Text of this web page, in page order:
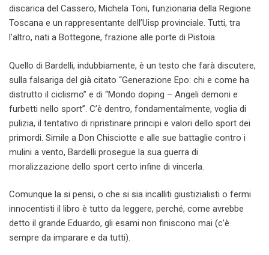
discarica del Cassero, Michela Toni, funzionaria della Regione
Toscana e un rappresentante dell’Uisp provinciale. Tutti, tra
l’altro, nati a Bottegone, frazione alle porte di Pistoia.
Quello di Bardelli, indubbiamente, è un testo che farà discutere,
sulla falsariga del già citato “Generazione Epo: chi e come ha
distrutto il ciclismo” e di “Mondo doping – Angeli demoni e
furbetti nello sport”. C’è dentro, fondamentalmente, voglia di
pulizia, il tentativo di ripristinare principi e valori dello sport dei
primordi. Simile a Don Chisciotte e alle sue battaglie contro i
mulini a vento, Bardelli prosegue la sua guerra di
moralizzazione dello sport certo infine di vincerla.
Comunque la si pensi, o che si sia incalliti giustizialisti o fermi
innocentisti il libro è tutto da leggere, perché, come avrebbe
detto il grande Eduardo, gli esami non finiscono mai (c’è
sempre da imparare e da tutti).